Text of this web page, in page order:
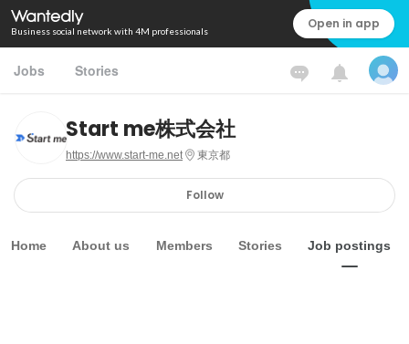
Business social network with 4M professionals Open in app
Jobs Stories
Start me株式会社
https://www.start-me.net 東京都
Follow
Home About us Members Stories Job postings